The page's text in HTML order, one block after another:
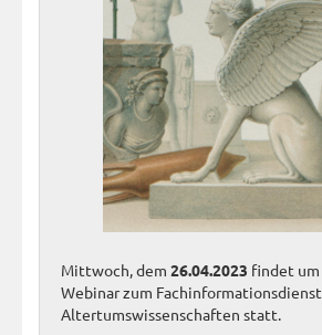
Mittwoch, dem 26.04.2023 findet um
Webinar zum Fachinformationsdienst
Altertumswissenschaften statt.